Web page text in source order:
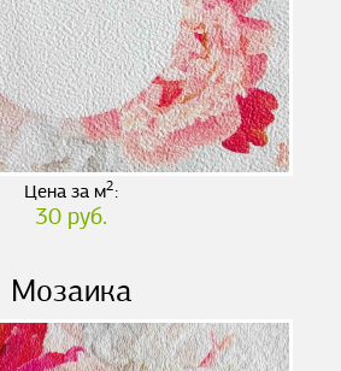
Цена за м2:
30 руб.
Мозаика